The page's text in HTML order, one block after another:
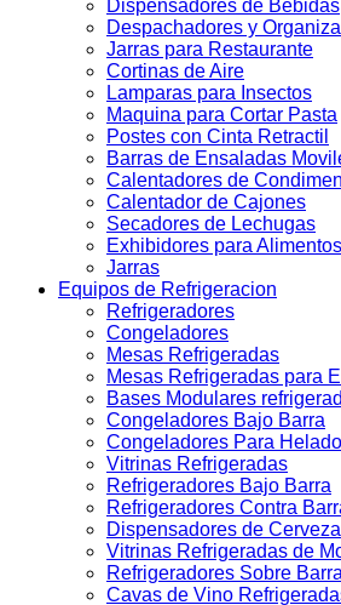
Dispensadores de Bebidas
Despachadores y
Jarras para Restaurante
Cortinas de Aire
Lamparas para Insectos
Maquina para Cortar Pasta
Postes con Cinta Retractil
Barras de Ensaladas
Calentadores de
Calentador de Cajones
Secadores de Lechugas
Exhibidores para Alimentos
Jarras
Equipos de Refrigeracion
Refrigeradores
Congeladores
Mesas Refrigeradas
Mesas Refrigeradas para
Bases Modulares
Congeladores Bajo Barra
Congeladores Para
Vitrinas Refrigeradas
Refrigeradores Bajo Barra
Refrigeradores Contra
Dispensadores de Cerveza
Vitrinas Refrigeradas de
Refrigeradores Sobre Barra
Cavas de Vino